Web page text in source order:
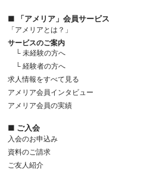
■ 「アメリア」会員サービス
「アメリアとは？」
サービスのご案内
└ 未経験の方へ
└ 経験者の方へ
求人情報をすべて見る
アメリア会員インタビュー
アメリア会員の実績
■ ご入会
入会のお申込み
資料のご請求
ご友人紹介